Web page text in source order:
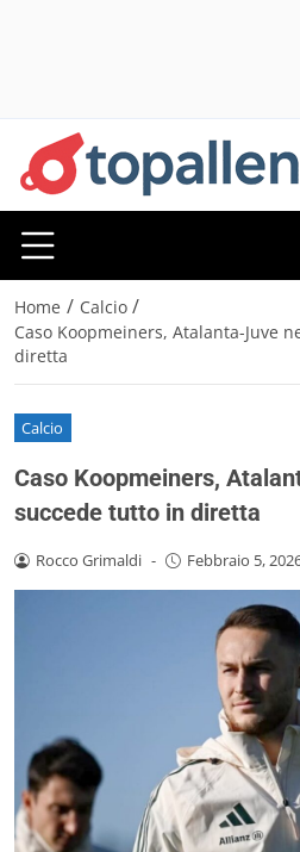
Home / Calcio /
Caso Koopmeiners, Atalanta-Juve
diretta
Calcio
Caso Koopmeiners,
succede tutto in diretta
Rocco Grimaldi - Febbraio 5,